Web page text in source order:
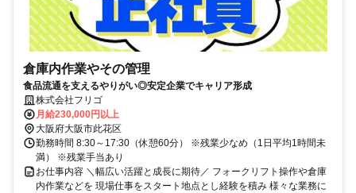
倉庫内作業やその管理
食品流通を支えるやりがい◎安定企業でキャリア形成
株式会社フリゴ
月給230,000円以上
大阪府大阪市此花区
勤務時間 8:30～17:30（休憩60分） ※残業少なめ（1日平均1時間未
満） ※残業手当あり
お仕事内容 ＼幅広い活躍と成長に期待／ フォークリフト操作や倉庫
内作業などを 現場仕事をスタート地点とし経験を積み 様々な業務に